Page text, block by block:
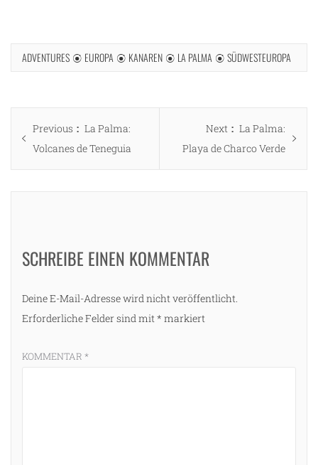
ADVENTURES EUROPA KANAREN LA PALMA SÜDWESTEUROPA
Beitragsnavigation
Previous
Previous
post:
La Palma:
Volcanes de Teneguia
Next
Next
post:
La Palma:
Playa de Charco Verde
SCHREIBE EINEN KOMMENTAR
Deine E-Mail-Adresse wird nicht veröffentlicht.
Erforderliche Felder sind mit * markiert
KOMMENTAR *